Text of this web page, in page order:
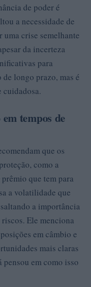
de poder é
a necessidade de
crise semelhante
da incerteza
para
longo prazo, mas é
tempos de
que os
como a
que tem para
a volatilidade que
a importância
Ele menciona
em câmbio e
mais claras
pensou em como isso